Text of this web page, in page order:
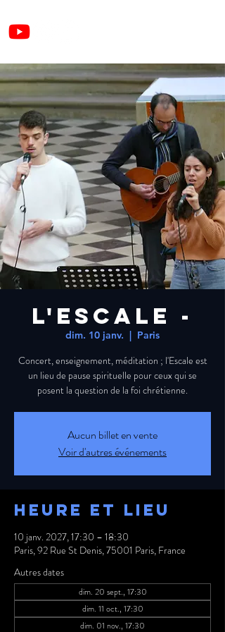
L'ESCALE -
dim. 10 janv.
  |
Paris
Concert, enseignement, méditation ; l'Escale est
un lieu de pause spirituelle pour ceux qui se
posent la question de la foi chrétienne.
Aucun billet en vente
Voir d'autres événements
Heure et lieu
10 janv. 2027, 17:30 – 18:30
Paris, 92 Rue St Denis, 75001 Paris, France
Autres dates
dim. 20 sept., 17:30
dim. 11 oct., 17:30
dim. 01 nov., 17:30